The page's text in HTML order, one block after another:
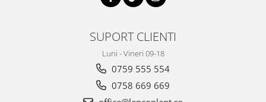
SUPORT CLIENTI
Luni - Vineri 09-18
0759 555 554
0758 669 669